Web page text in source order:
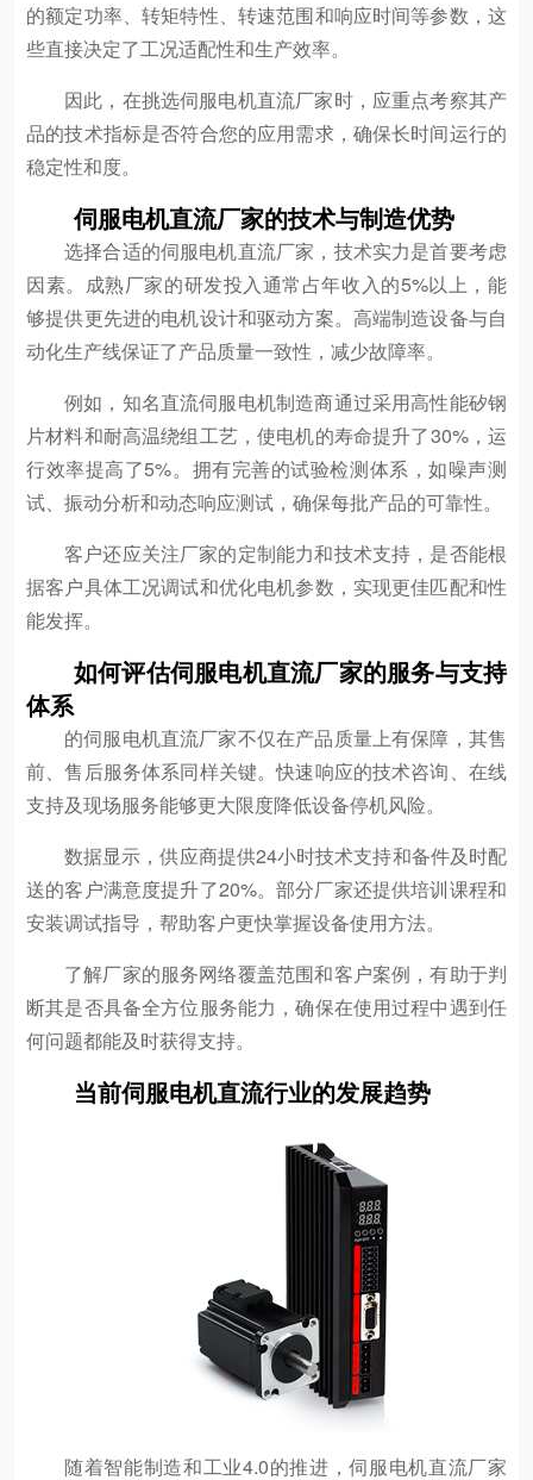
的额定功率、转矩特性、转速范围和响应时间等参数，这
些直接决定了工况适配性和生产效率。
因此，在挑选伺服电机直流厂家时，应重点考察其产
品的技术指标是否符合您的应用需求，确保长时间运行的
稳定性和度。
伺服电机直流厂家的技术与制造优势
选择合适的伺服电机直流厂家，技术实力是首要考虑
因素。成熟厂家的研发投入通常占年收入的5%以上，能
够提供更先进的电机设计和驱动方案。高端制造设备与自
动化生产线保证了产品质量一致性，减少故障率。
例如，知名直流伺服电机制造商通过采用高性能矽钢
片材料和耐高温绕组工艺，使电机的寿命提升了30%，运
行效率提高了5%。拥有完善的试验检测体系，如噪声测
试、振动分析和动态响应测试，确保每批产品的可靠性。
客户还应关注厂家的定制能力和技术支持，是否能根
据客户具体工况调试和优化电机参数，实现更佳匹配和性
能发挥。
如何评估伺服电机直流厂家的服务与支持
体系
的伺服电机直流厂家不仅在产品质量上有保障，其售
前、售后服务体系同样关键。快速响应的技术咨询、在线
支持及现场服务能够更大限度降低设备停机风险。
数据显示，供应商提供24小时技术支持和备件及时配
送的客户满意度提升了20%。部分厂家还提供培训课程和
安装调试指导，帮助客户更快掌握设备使用方法。
了解厂家的服务网络覆盖范围和客户案例，有助于判
断其是否具备全方位服务能力，确保在使用过程中遇到任
何问题都能及时获得支持。
当前伺服电机直流行业的发展趋势
随着智能制造和工业4.0的推进，伺服电机直流厂家